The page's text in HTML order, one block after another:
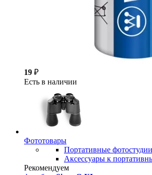
19 ₽
Есть в наличии
Фототовары
Портативные фотостудии
Аксессуары к
Рекомендуем